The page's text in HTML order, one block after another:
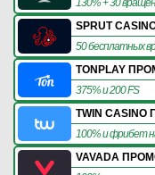
130% + 30
SPRUT
50 бесплатных
TONPLAY
375% и 200 FS
TWIN
100% и фрибет
VAVADA